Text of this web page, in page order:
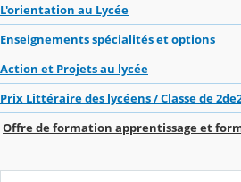
L'orientation au Lycée
Enseignements spécialités et options
Action et Projets au lycée
Prix Littéraire des lycéens / Classe de
Offre de formation apprentissage et